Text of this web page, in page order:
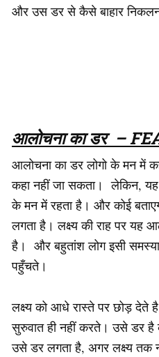
और उस डर से कैसे बाहार
आलोचना का डर –
आलोचना का डर लोगो के मन में
कहा नहीं जा सकता। लेकिन,
के मन में रहता है। और कोई
लगता है। लक्ष्य की राह पर यह
है। और बहुतांश लोग इसी
पहुँचते।
लक्ष्य को आधे रास्ते पर छोड़ देते
सुरुवात ही नहीं करते। उसे डर है
उसे डर लगता है, अगर लक्ष्य तक